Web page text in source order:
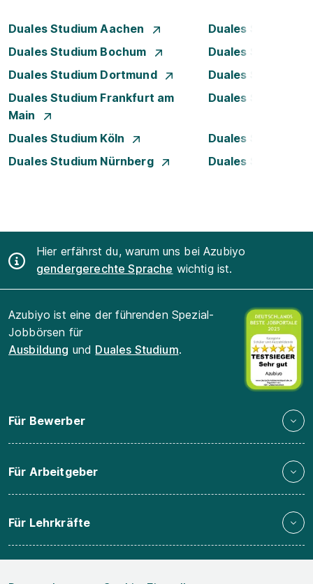
Duales Studium Aachen
Duales Studium
Duales Studium Bochum
Duales Studium
Duales Studium Dortmund
Duales Studium
Duales Studium Frankfurt am
Main
Duales Studium
Duales Studium Köln
Duales Studium
Duales Studium Nürnberg
Duales Studium
Hier erfährst du, warum uns bei Azubiyo
gendergerechte Sprache wichtig ist.
Azubiyo ist eine der führenden Spezial-
Jobbörsen für
Ausbildung und Duales Studium.
Für Bewerber
Für Arbeitgeber
Für Lehrkräfte